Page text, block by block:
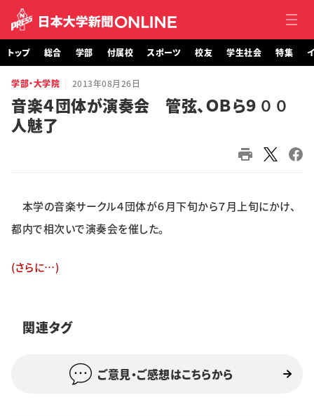
トップ
総合
スポーツ
校友
特集・企画
トップ 総合 学部 付属校 スポーツ 校友 学生社会 特集
学部・大学院 2013年08月26日
音楽４団体が演奏会 管弦、ＯＢら９００
人魅了
本学の音楽サークル４団体が６月下旬から７月上旬にかけ、
都内で相次いで演奏会を催した。
(さらに…)
関連タグ
ご意見・ご感想はこちらから